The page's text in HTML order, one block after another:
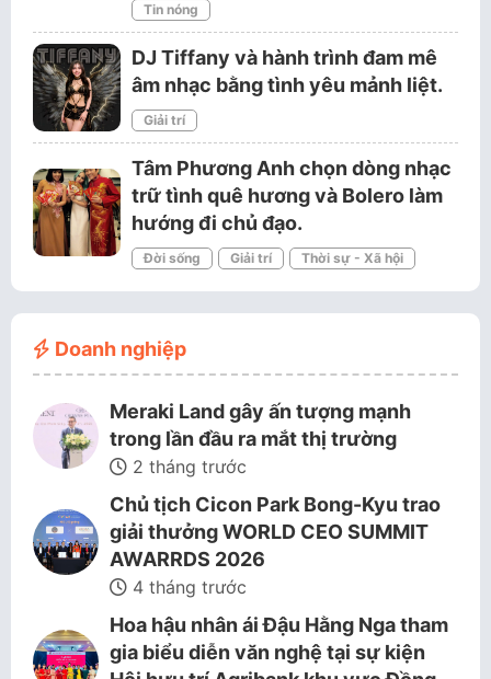
Tin nóng
DJ Tiffany và hành trình đam mê
âm nhạc bằng tình yêu mảnh liệt.
Giải trí
Tâm Phương Anh chọn dòng nhạc
trữ tình quê hương và Bolero làm
hướng đi chủ đạo.
Đời sống Giải trí Thời sự - Xã hội
Doanh nghiệp
Meraki Land gây ấn tượng mạnh
trong lần đầu ra mắt thị trường
2 tháng trước
Chủ tịch Cicon Park Bong-Kyu trao
giải thưởng WORLD CEO SUMMIT
AWARRDS 2026
4 tháng trước
Hoa hậu nhân ái Đậu Hằng Nga tham
gia biểu diễn văn nghệ tại sự kiện